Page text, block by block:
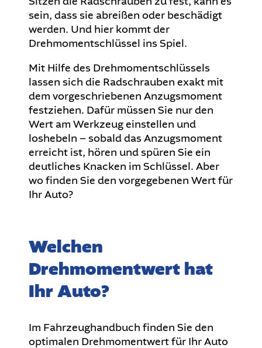
sein, dass sie abreißen oder beschädigt
werden. Und hier kommt der
Drehmomentschlüssel ins Spiel.
Mit Hilfe des Drehmomentschlüssels
lassen sich die Radschrauben exakt mit
dem vorgeschriebenen Anzugsmoment
festziehen. Dafür müssen Sie nur den
Wert am Werkzeug einstellen und
loshebeln – sobald das Anzugsmoment
erreicht ist, hören und spüren Sie ein
deutliches Knacken im Schlüssel. Aber
wo finden Sie den vorgegebenen Wert für
Ihr Auto?
Welchen
Drehmomentwert hat
Ihr Auto?
Im Fahrzeughandbuch finden Sie den
optimalen Drehmomentwert für Ihr Auto